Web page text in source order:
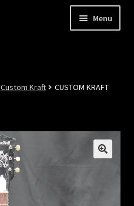
Menu
le
menu
enfant
Custom Kraft
CUSTOM KRAFT